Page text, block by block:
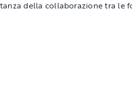
della collaborazione tra le